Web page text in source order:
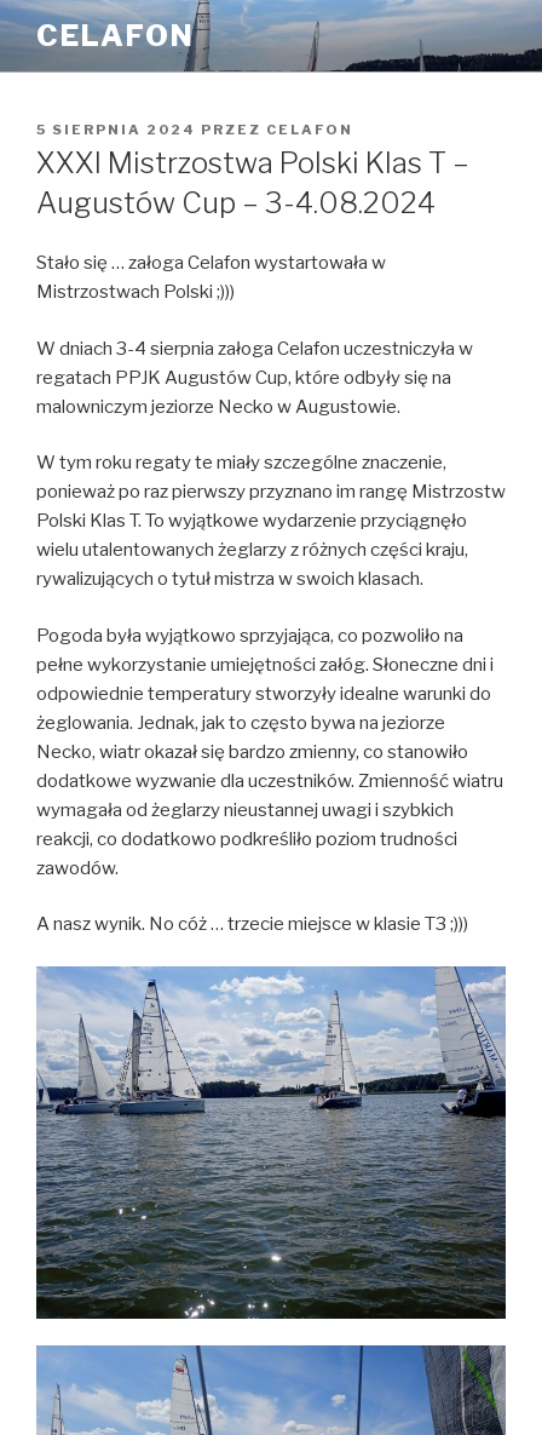
Przejdź
treści
CELAFON
OPUBLIKOWANE
W
5 SIERPNIA 2024 PRZEZ CELAFON
XXXI Mistrzostwa Polski Klas T –
Augustów Cup – 3-4.08.2024
Stało się … załoga Celafon wystartowała w
Mistrzostwach Polski ;)))
W dniach 3-4 sierpnia załoga Celafon uczestniczyła w
regatach PPJK Augustów Cup, które odbyły się na
malowniczym jeziorze Necko w Augustowie.
W tym roku regaty te miały szczególne znaczenie,
ponieważ po raz pierwszy przyznano im rangę Mistrzostw
Polski Klas T. To wyjątkowe wydarzenie przyciągnęło
wielu utalentowanych żeglarzy z różnych części kraju,
rywalizujących o tytuł mistrza w swoich klasach.
Pogoda była wyjątkowo sprzyjająca, co pozwoliło na
pełne wykorzystanie umiejętności załóg. Słoneczne dni i
odpowiednie temperatury stworzyły idealne warunki do
żeglowania. Jednak, jak to często bywa na jeziorze
Necko, wiatr okazał się bardzo zmienny, co stanowiło
dodatkowe wyzwanie dla uczestników. Zmienność wiatru
wymagała od żeglarzy nieustannej uwagi i szybkich
reakcji, co dodatkowo podkreśliło poziom trudności
zawodów.
A nasz wynik. No cóż … trzecie miejsce w klasie T3 ;)))